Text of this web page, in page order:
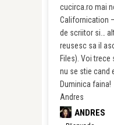
cucirca.ro mai
Californication
de scriitor si…
reusesc sa il
Files). Voi
nu se stie cand
Duminica faina!
Andres
ANDRES